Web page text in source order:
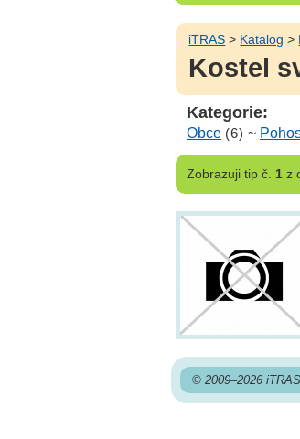
iTRAS > Katalog >
Kostel
Kategorie:
Obce (6) ~
Zobrazujitip č. 1z
© 2009–2026